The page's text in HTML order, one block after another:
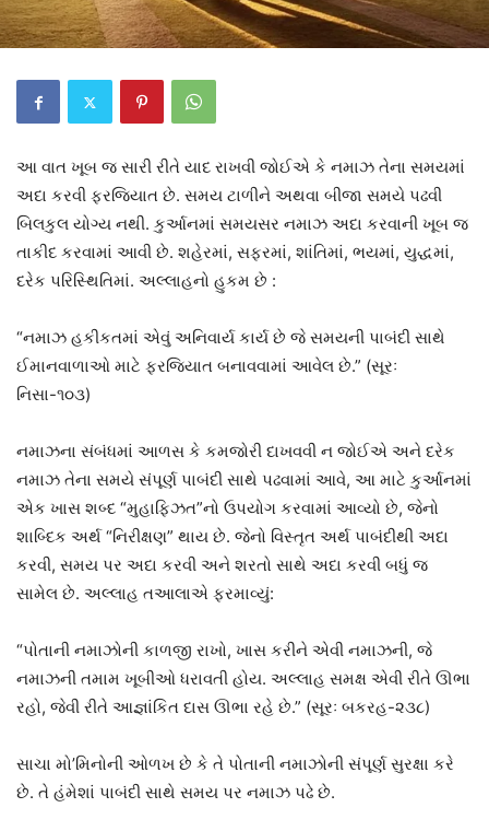
આ વાત ખૂબ જ સારી રીતે યાદ રાખવી જોઈએ કે નમાઝ તેના સમયમાં
અદા કરવી ફરજિયાત છે. સમય ટાળીને અથવા બીજા સમયે પઢવી
બિલકુલ યોગ્ય નથી. કુર્આનમાં સમયસર નમાઝ અદા કરવાની ખૂબ જ
તાકીદ કરવામાં આવી છે. શહેરમાં, સફરમાં, શાંતિમાં, ભયમાં, યુદ્ધમાં,
દરેક પરિસ્થિતિમાં. અલ્લાહનો હુકમ છે :
“નમાઝ હકીકતમાં એવું અનિવાર્ય કાર્ય છે જે સમયની પાબંદી સાથે
ઈમાનવાળાઓ માટે ફરજિયાત બનાવવામાં આવેલ છે.” (સૂરઃ
નિસા-૧૦૩)
નમાઝના સંબંધમાં આળસ કે કમજોરી દાખવવી ન જોઈએ અને દરેક
નમાઝ તેના સમયે સંપૂર્ણ પાબંદી સાથે પઢવામાં આવે, આ માટે કુર્આનમાં
એક ખાસ શબ્દ “મુહાફિઝત”નો ઉપયોગ કરવામાં આવ્યો છે, જેનો
શાબ્દિક અર્થ “નિરીક્ષણ” થાય છે. જેનો વિસ્તૃત અર્થ પાબંદીથી અદા
કરવી, સમય પર અદા કરવી અને શરતો સાથે અદા કરવી બધું જ
સામેલ છે. અલ્લાહ તઆલાએ ફરમાવ્યું:
“પોતાની નમાઝોની કાળજી રાખો, ખાસ કરીને એવી નમાઝની, જે
નમાઝની તમામ ખૂબીઓ ધરાવતી હોય. અલ્લાહ સમક્ષ એવી રીતે ઊભા
રહો, જેવી રીતે આજ્ઞાંકિત દાસ ઊભા રહે છે.” (સૂરઃ બકરહ-૨૩૮)
સાચા મો’મિનોની ઓળખ છે કે તે પોતાની નમાઝોની સંપૂર્ણ સુરક્ષા કરે
છે. તે હંમેશાં પાબંદી સાથે સમય પર નમાઝ પઢે છે.